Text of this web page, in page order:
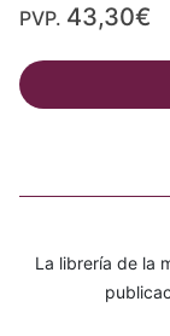
PVP. 43,30€
La librería de la